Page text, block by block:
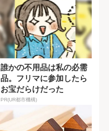
誰かの不用品は私の必需
品。フリマに参加したら
お宝だらけだった
PR(UR都市機構)